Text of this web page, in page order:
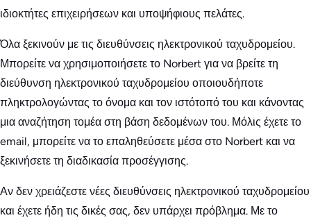
ιδιοκτήτες επιχειρήσεων και υποψήφιους πελάτες.
Όλα ξεκινούν με τις διευθύνσεις ηλεκτρονικού ταχυδρομείου.
Μπορείτε να χρησιμοποιήσετε το Norbert για να βρείτε τη
διεύθυνση ηλεκτρονικού ταχυδρομείου οποιουδήποτε
πληκτρολογώντας το όνομα και τον ιστότοπό του και κάνοντας
μια αναζήτηση τομέα στη βάση δεδομένων του. Μόλις έχετε το
email, μπορείτε να το επαληθεύσετε μέσα στο Norbert και να
ξεκινήσετε τη διαδικασία προσέγγισης.
Αν δεν χρειάζεστε νέες διευθύνσεις ηλεκτρονικού ταχυδρομείου
και έχετε ήδη τις δικές σας, δεν υπάρχει πρόβλημα. Με το